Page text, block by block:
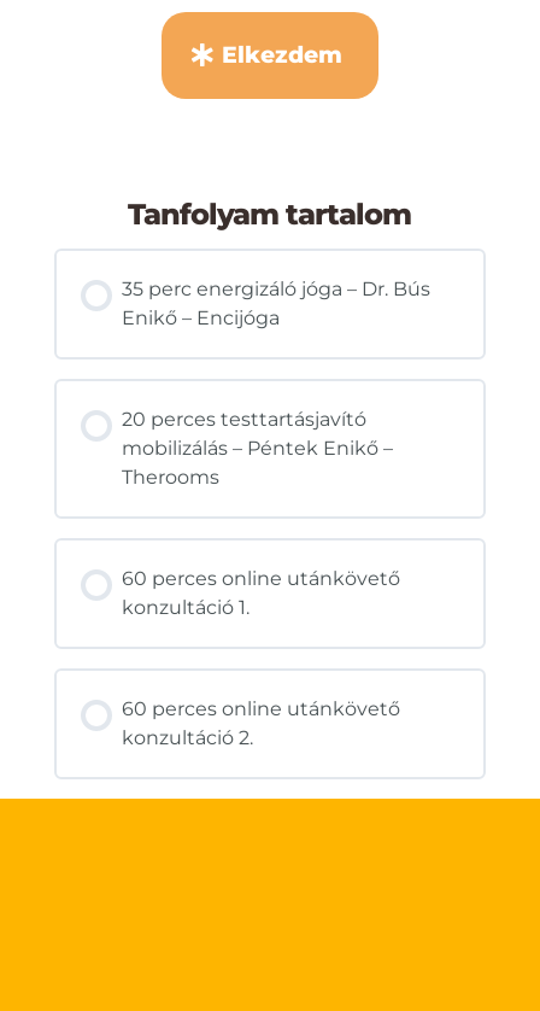
Elkezdem
Tanfolyam tartalom
35 perc energizáló jóga – Dr. Bús
Enikő – Encijóga
20 perces testtartásjavító
mobilizálás – Péntek Enikő –
Therooms
60 perces online utánkövető
konzultáció 1.
60 perces online utánkövető
konzultáció 2.